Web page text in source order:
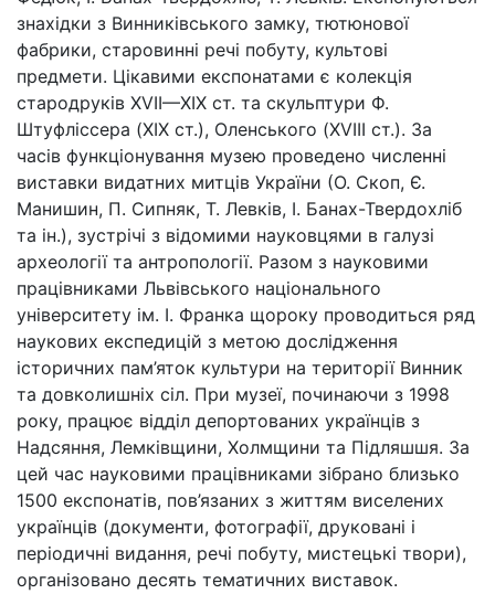
знахідки з Винниківського замку, тютюнової
фабрики, старовинні речі побуту, культові
предмети. Цікавими експонатами є колекція
стародруків XVII—XIX ст. та скульптури Ф.
Штуфліссера (XIX ст.), Оленського (XVIII ст.). За
часів функціонування музею проведено численні
виставки видатних митців України (О. Скоп, Є.
Манишин, П. Сипняк, Т. Левків, І. Банах-Твердохліб
та ін.), зустрічі з відомими науковцями в галузі
археології та антропології. Разом з науковими
працівниками Львівського національного
університету ім. І. Франка щороку проводиться ряд
наукових експедицій з метою дослідження
історичних пам’яток культури на території Винник
та довколишніх сіл. При музеї, починаючи з 1998
року, працює відділ депортованих українців з
Надсяння, Лемківщини, Холмщини та Підляшшя. За
цей час науковими працівниками зібрано близько
1500 експонатів, пов’язаних з життям виселених
українців (документи, фотографії, друковані і
періодичні видання, речі побуту, мистецькі твори),
організовано десять тематичних виставок.